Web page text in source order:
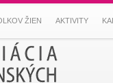
ŽIEN AKTIVITY